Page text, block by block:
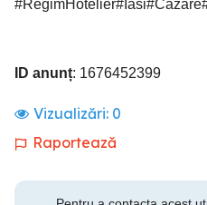
ID anunț: 1676452399
Vizualizări: 0
Raportează